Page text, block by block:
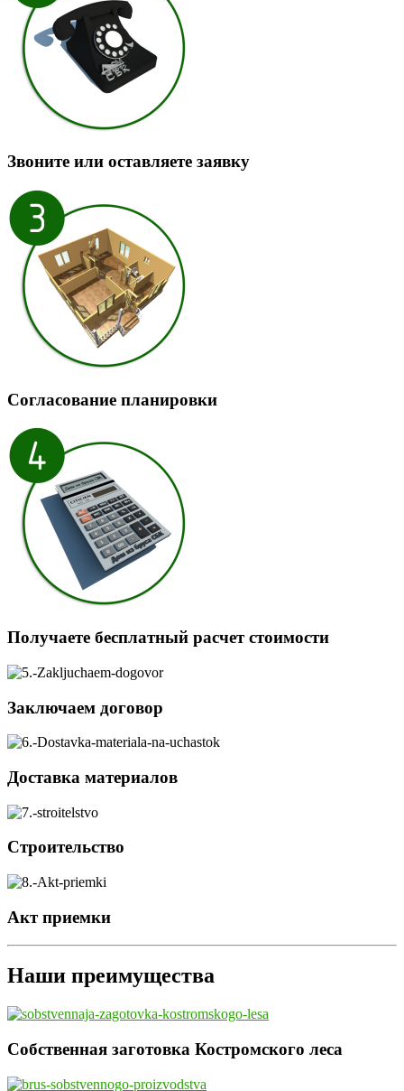
Звоните или оставляете заявку
Согласование планировки
Получаете бесплатный расчет стоимости
Заключаем договор
Доставка материалов
Строительство
Акт приемки
Наши преимущества
Собственная заготовка Костромского леса